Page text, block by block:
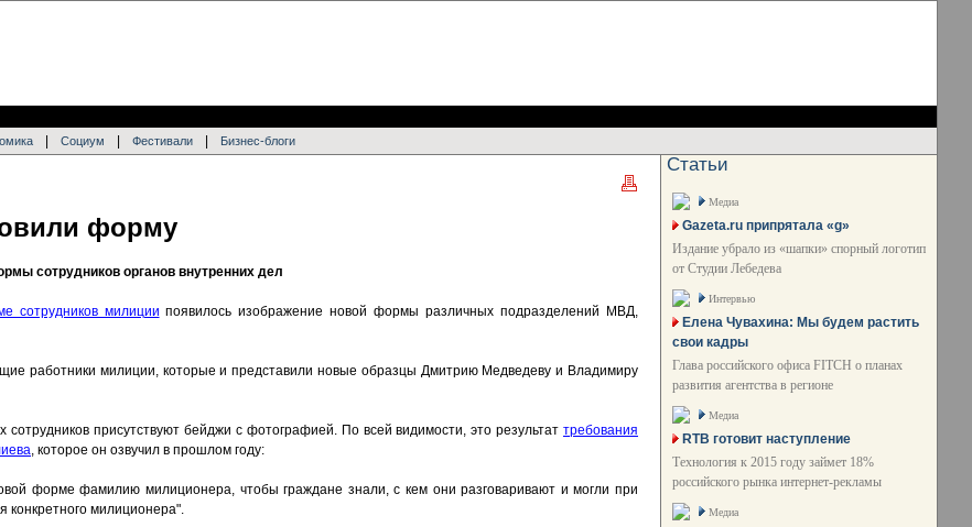
Социум Фестивали Бизнес-блоги
форму
сотрудников органов внутренних дел
сотрудников милиции появилось изображение новой формы различных подразделений МВД,
работники милиции, которые и представили новые образцы Дмитрию Медведеву и Владимиру
присутствуют бейджи с фотографией. По всей видимости, это результат требования
, которое он озвучил в прошлом году:
форме фамилию милиционера, чтобы граждане знали, с кем они разговаривают и могли при
конкретного милиционера".
Статьи
Медиа
Gazeta.ru припрятала «g»
Издание убрало из «шапки» спорный логотип
от Студии Лебедева
Интервью
Елена Чувахина: Мы будем растить
свои кадры
Глава российского офиса FITCH о планах
развития агентства в регионе
Медиа
RTB готовит наступление
Технология к 2015 году займет 18%
российского рынка интернет-рекламы
Медиа